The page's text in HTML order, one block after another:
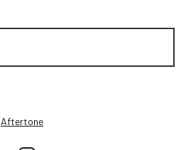
Aftertone